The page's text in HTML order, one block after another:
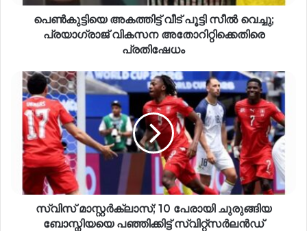
പെൺകുട്ടിയെ അകത്തിട്ട് വീട് പൂട്ടി സീൽ വെച്ചു;
പ്രയാഗ്‌രാജ് വികസന അതോറിറ്റിക്കെതിരെ
പ്രതിഷേധം
സ്വിസ് മാസ്റ്റർക്ലാസ്; 10 പേരായി ചുരുങ്ങിയ
ബോസ്നിയയെ പഞ്ഞിക്കിട്ട് സ്വിറ്റ്‌സർലൻഡ്